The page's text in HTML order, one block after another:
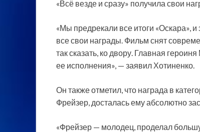
«Всё везде и сразу» получила свои
«Мы предрекали все итоги «Оскара»,
все свои награды. Фильм снят
так сказать, ко двору. Главная
ее исполнения», — заявил Хотиненко.
Он также отметил, что награда в
Фрейзер, досталась ему абсолютно
«Фрейзер — молодец, проделал